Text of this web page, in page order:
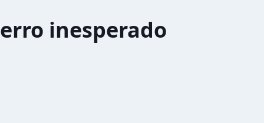
erro inesperado